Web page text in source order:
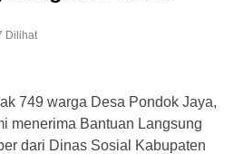
Dilihat
749 warga Desa Pondok Jaya,
menerima Bantuan Langsung
dari Dinas Sosial Kabupaten